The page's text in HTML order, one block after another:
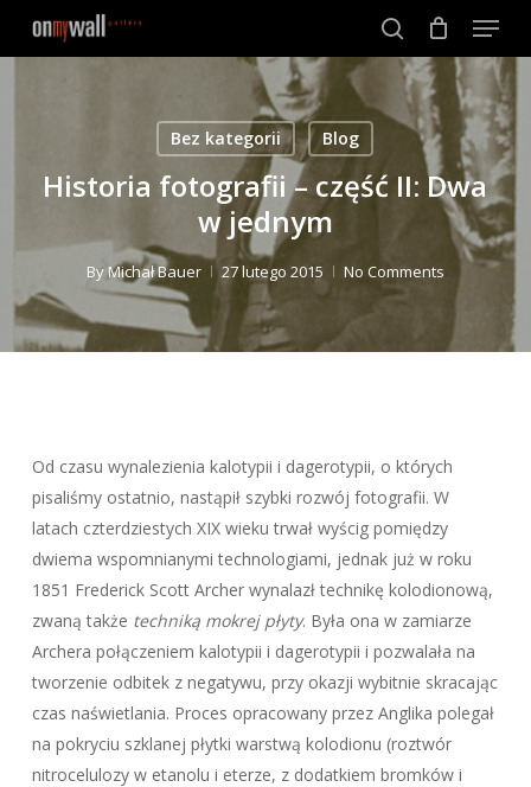
search
Menu
Bez kategorii Blog
Historia fotografii – część II: Dwa
w jednym
ByMichał Bauer 27 lutego 2015 No Comments
Od czasu wynalezienia kalotypii i dagerotypii, o których
pisaliśmy ostatnio, nastąpił szybki rozwój fotografii. W
latach czterdziestych XIX wieku trwał wyścig pomiędzy
dwiema wspomnianymi technologiami, jednak już w roku
1851 Frederick Scott Archer wynalazł technikę kolodionową,
zwaną także techniką mokrej płyty. Była ona w zamiarze
Archera połączeniem kalotypii i dagerotypii i pozwalała na
tworzenie odbitek z negatywu, przy okazji wybitnie skracając
czas naświetlania. Proces opracowany przez Anglika polegał
na pokryciu szklanej płytki warstwą kolodionu (roztwór
nitrocelulozy w etanolu i eterze, z dodatkiem bromków i
Close
Menu